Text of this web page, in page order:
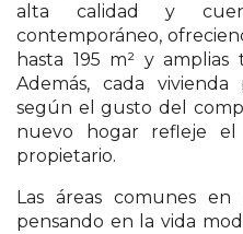
alta calidad y
contemporáneo,
hasta 195 m² y amplias
Además, cada
según el gusto del
nuevo hogar refleje
propietario.
Las áreas comunes en
pensando en la vida